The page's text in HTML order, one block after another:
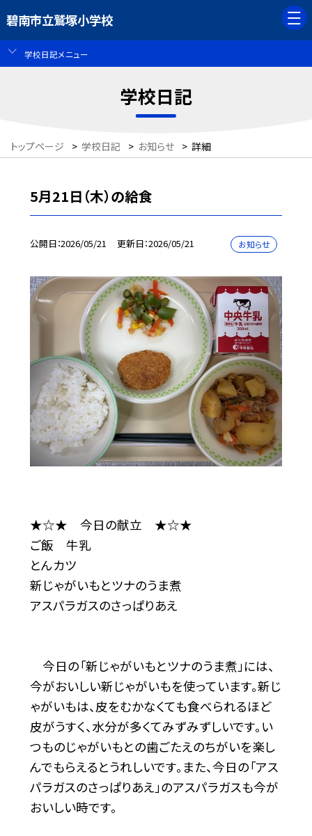
碧南市立鷲塚小学校
学校日記メニュー
学校日記
トップページ > 学校日記 > お知らせ > 詳細
5月21日（木）の給食
公開日 2026/05/21 更新日 2026/05/21 お知らせ
★☆★ 今日の献立 ★☆★
ご飯 牛乳
とんカツ
新じゃがいもとツナのうま煮
アスパラガスのさっぱりあえ
今日の「新じゃがいもとツナのうま煮」には、
今がおいしい新じゃがいもを使っています。新じ
ゃがいもは、皮をむかなくても食べられるほど
皮がうすく、水分が多くてみずみずしいです。い
つものじゃがいもとの歯ごたえのちがいを楽し
んでもらえるとうれしいです。また、今日の「アス
パラガスのさっぱりあえ」のアスパラガスも今が
おいしい時です。